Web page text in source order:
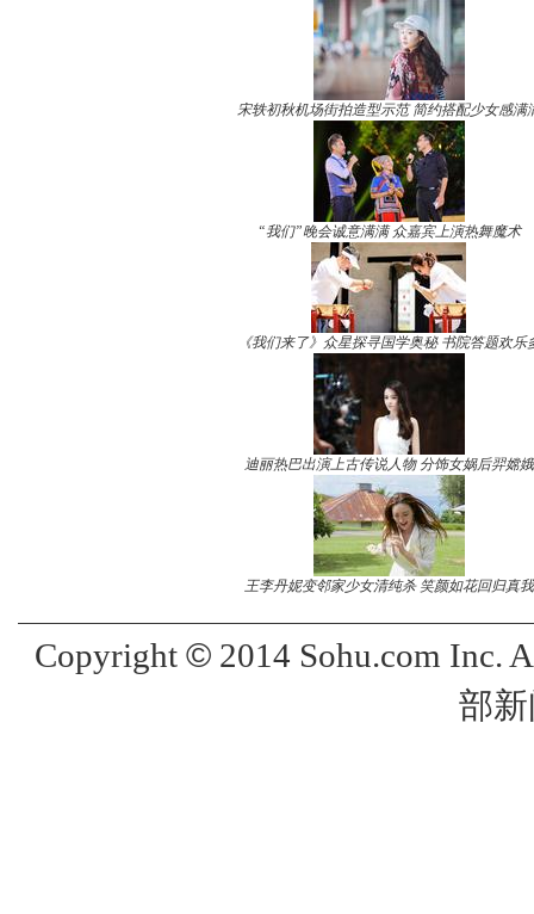
宋轶初秋机场街拍造型示范 简约搭配少女感满
“我们”晚会诚意满满 众嘉宾上演热舞魔术
《我们来了》众星探寻国学奥秘 书院答题欢乐
迪丽热巴出演上古传说人物 分饰女娲后羿嫦娥
王李丹妮变邻家少女清纯杀 笑颜如花回归真我
Copyright ©2014 Sohu.com Inc.
部